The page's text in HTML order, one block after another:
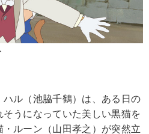
ル（池脇千鶴）は、ある日の
うになっていた美しい黒猫を
ルーン（山田孝之）が突然立